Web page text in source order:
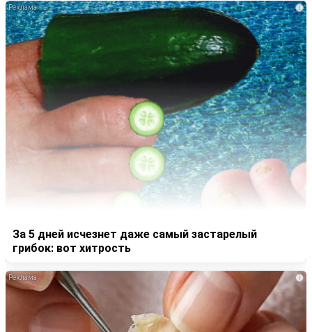
i
За 5 дней исчезнет даже самый застарелый
грибок: вот хитрость
i